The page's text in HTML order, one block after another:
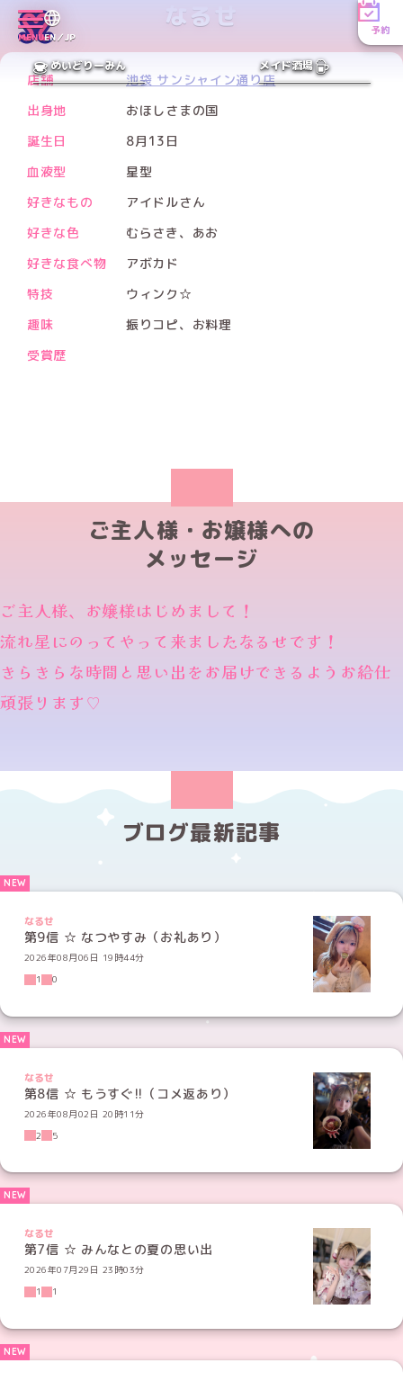
MENUEN／JP
予約
めいどりーみん メイド酒場
なるせ
PREV
NEXT
店舗
池袋 サンシャイン通り店
出身地
おほしさまの国
誕生日
8月13日
血液型
星型
好きなもの
アイドルさん
好きな色
むらさき、あお
好きな食べ物
アボカド
特技
ウィンク☆
趣味
振りコピ、お料理
受賞歴
ご主人様・お嬢様への
メッセージ
ご主人様、お嬢様はじめまして！
流れ星にのってやって来ましたなるせです！
きらきらな時間と思い出をお届けできるようお給仕
頑張ります♡
ブログ最新記事
なるせ
第9信 ☆ なつやすみ（お礼あり）
2026年08月06日 19時44分
1
0
なるせ
第8信 ☆ もうすぐ!!（コメ返あり）
2026年08月02日 20時11分
2
5
なるせ
第7信 ☆ みんなとの夏の思い出
2026年07月29日 23時03分
1
1